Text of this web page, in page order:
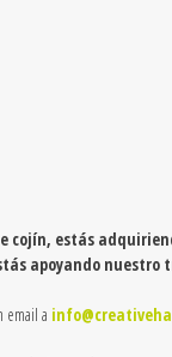
cojín, estás
apoyando nuestro
email a